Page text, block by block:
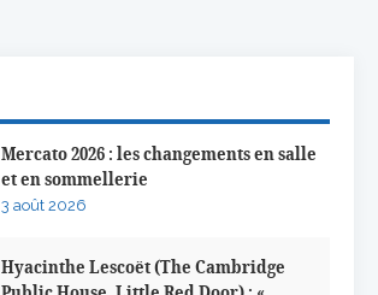
Mercato 2026 : les changements en salle
et en sommellerie
3 août 2026
Hyacinthe Lescoët (The Cambridge